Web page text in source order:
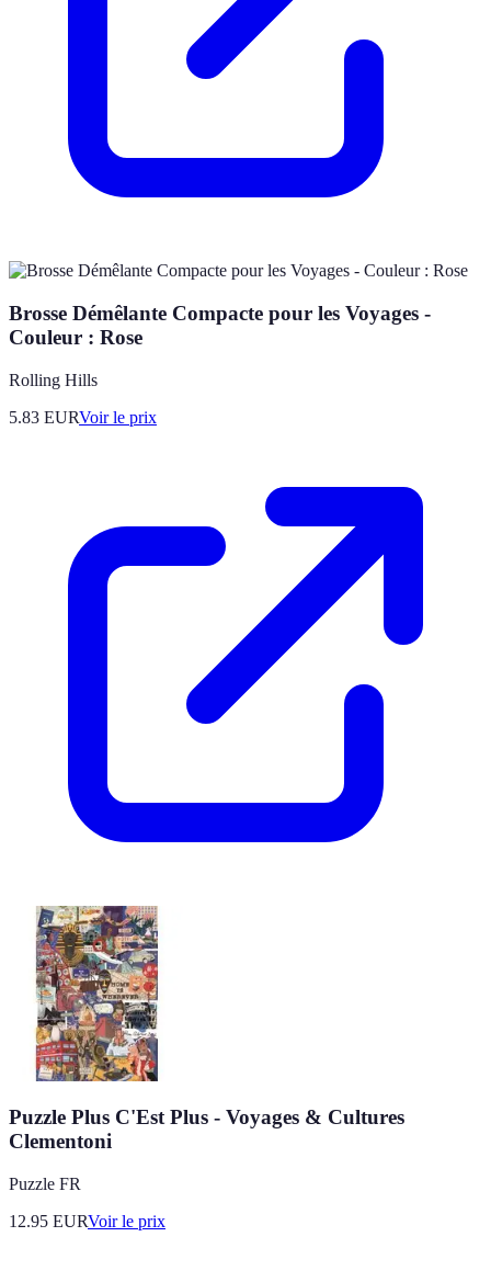
Brosse Démêlante Compacte pour les Voyages -
Couleur : Rose
Rolling Hills
5.83 EURVoir le prix
Puzzle Plus C'Est Plus - Voyages & Cultures
Clementoni
Puzzle FR
12.95 EURVoir le prix